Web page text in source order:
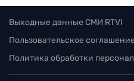
Выходные данные СМИ RTVI
Пользовательское соглашение
Политика обработки